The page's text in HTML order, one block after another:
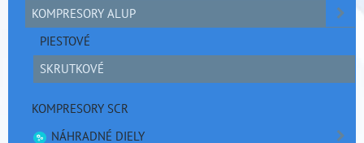
KOMPRESORY ALUP
PIESTOVÉ
SKRUTKOVÉ
KOMPRESORY SCR
NÁHRADNÉ DIELY